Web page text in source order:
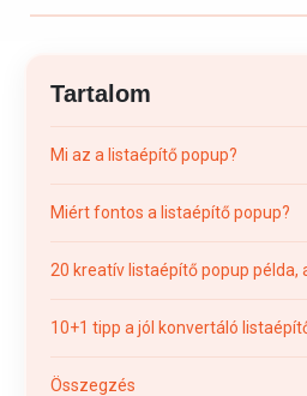
Tartalom
Mi az a listaépítő popup?
Miért fontos a listaépítő popup?
20 kreatív listaépítő popup példa,
10+1 tipp a jól konvertáló
Összegzés